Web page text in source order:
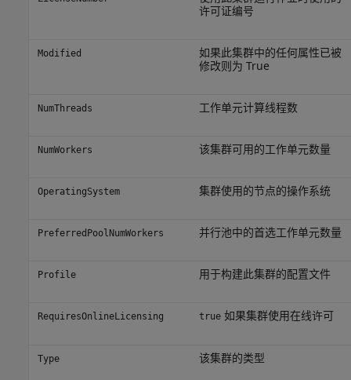
许可证编号
Modified
如果此集群中的任何属性已被
修改则为 True
NumThreads 工作单元计算线程数
NumWorkers 该集群可用的工作单元数量
OperatingSystem 集群使用的节点的操作系统
PreferredPoolNumWorkers 并行池中的首选工作单元数量
Profile 用于构建此集群的配置文件
RequiresOnlineLicensing true如果集群使用在线许可
Type 该集群的类型